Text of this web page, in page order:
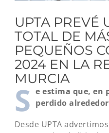
UPTA PREVÉ
TOTAL DE
PEQUEÑOS
2024 EN LA
MURCIA
S e estima que, en
perdido
Desde UPTA